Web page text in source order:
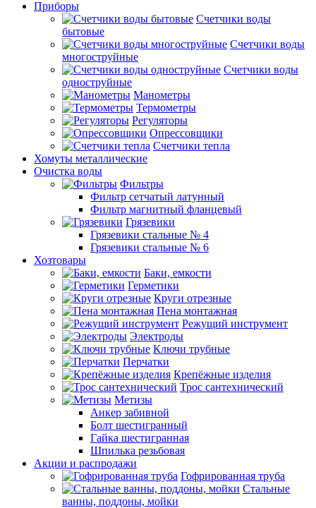
Приборы
Счетчики воды
бытовые
Счетчики воды
многоструйные
Счетчики воды
одноструйные
Манометры
Термометры
Регуляторы
Опрессовщики
Счетчики тепла
Хомуты металлические
Очистка воды
Фильтры
Фильтр сетчатый латунный
Фильтр магнитный фланцевый
Грязевики
Грязевики стальные № 4
Грязевики стальные № 6
Хозтовары
Баки, емкости
Герметики
Круги отрезные
Пена монтажная
Режущий инструмент
Электроды
Ключи трубные
Перчатки
Крепёжные изделия
Трос сантехнический
Метизы
Анкер забивной
Болт шестигранный
Гайка шестигранная
Шпилька резьбовая
Акции и распродажи
Гофрированная труба
Стальные
ванны, поддоны, мойки